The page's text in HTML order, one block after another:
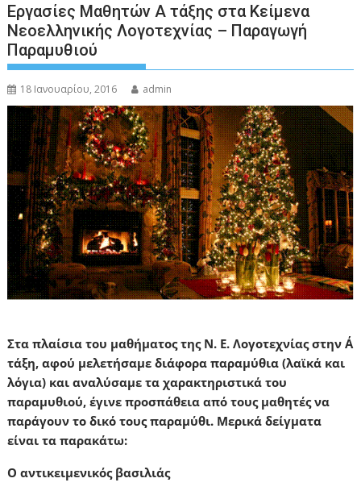
Εργασίες Μαθητών Α τάξης στα Κείμενα
Νεοελληνικής Λογοτεχνίας – Παραγωγή
Παραμυθιού
18 Ιανουαρίου, 2016 admin
Στα πλαίσια του μαθήματος της Ν. Ε. Λογοτεχνίας στην Α΄
τάξη, αφού μελετήσαμε διάφορα παραμύθια (λαϊκά και
λόγια) και αναλύσαμε τα χαρακτηριστικά του
παραμυθιού, έγινε προσπάθεια από τους μαθητές να
παράγουν το δικό τους παραμύθι. Μερικά δείγματα
είναι τα παρακάτω:
Ο αντικειμενικός βασιλιάς